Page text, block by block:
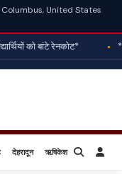
Columbus, United States
को बांटे रेनकोट*
देहरादून ऋषिकेश बिज़नेस